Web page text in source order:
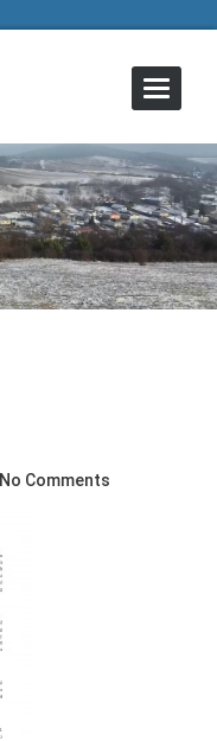
Toggle
No Comments